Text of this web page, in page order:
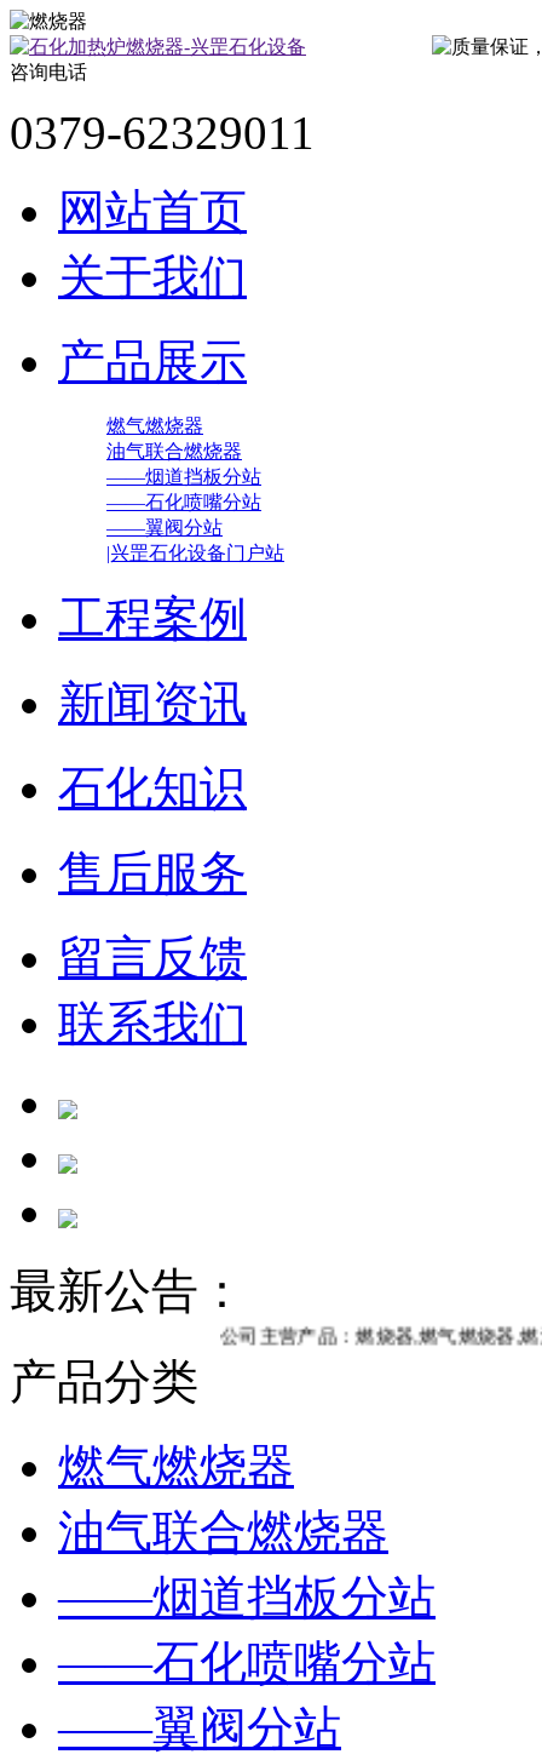
咨询电话
0379-62329011
网站首页
关于我们
产品展示
燃气燃烧器
油气联合燃烧器
——烟道挡板分站
——石化喷嘴分站
——翼阀分站
|兴罡石化设备门户站
工程案例
新闻资讯
石化知识
售后服务
留言反馈
联系我们
最新公告：
公司主营产品：燃烧器,燃气燃烧器,燃油燃
产品分类
燃气燃烧器
油气联合燃烧器
——烟道挡板分站
——石化喷嘴分站
——翼阀分站